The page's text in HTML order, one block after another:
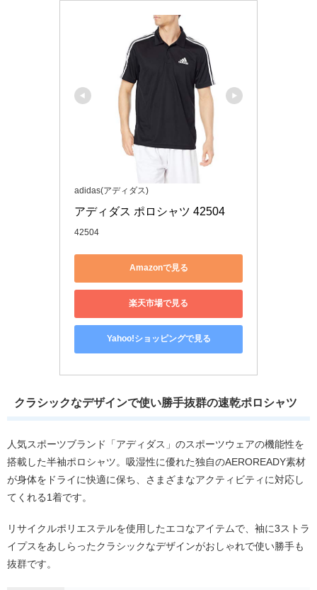
adidas(アディダス)
アディダス ポロシャツ 42504
42504
Amazonで見る
楽天市場で見る
Yahoo!ショッピングで見る
クラシックなデザインで使い勝手抜群の速乾ポロシャツ
人気スポーツブランド「アディダス」のスポーツウェアの機能性を
搭載した半袖ポロシャツ。吸湿性に優れた独自のAEROREADY素材
が身体をドライに快適に保ち、さまざまなアクティビティに対応し
てくれる1着です。
リサイクルポリエステルを使用したエコなアイテムで、袖に3ストラ
イプスをあしらったクラシックなデザインがおしゃれで使い勝手も
抜群です。